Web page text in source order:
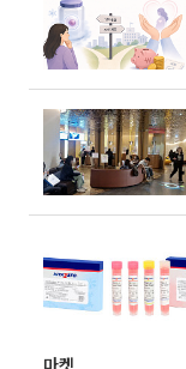
마켓